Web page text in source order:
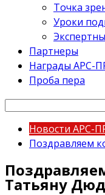
Точка
Уроки
Партнеры
Награды АРС-
Проба пера
Новости АРС-
Поздравляем
Татьяну